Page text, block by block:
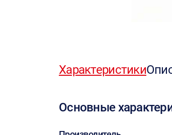
Характеристики
Основные